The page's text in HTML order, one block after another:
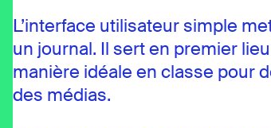
L’interface utilisateur simple
un journal. Il sert en premier
manière idéale en classe pour
des médias.